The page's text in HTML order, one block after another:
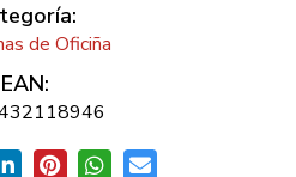
de Oficiña
EAN: